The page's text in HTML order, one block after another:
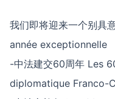
我们即将迎来一个别具
année exceptionnelle
-中法建交60周年 Les
diplomatique Franco-